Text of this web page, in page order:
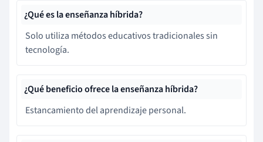
¿Qué es la enseñanza híbrida?
Solo utiliza métodos educativos tradicionales sin
tecnología.
¿Qué beneficio ofrece la enseñanza híbrida?
Estancamiento del aprendizaje personal.